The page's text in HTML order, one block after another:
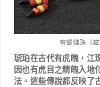
蜜蠟佛珠（
琥珀在古代有虎魄，江
因也有虎目之精魄入地
法。這些傳說都反映了